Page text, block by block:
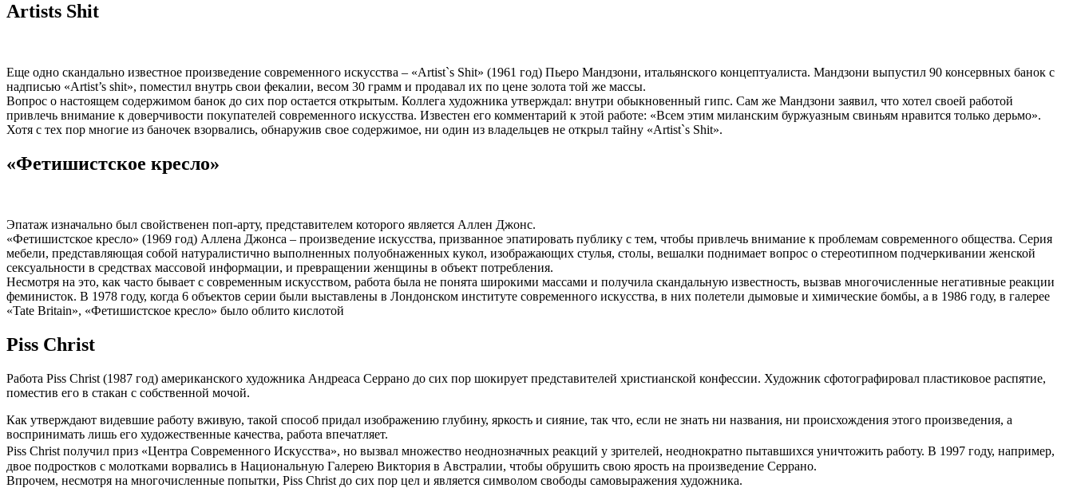
Artists Shit
Еще одно скандально известное произведение современного искусства – «Artist`s Shit» (1961 год) Пьеро Мандзони, итальянского концептуалиста. Мандзони выпустил 90 консервных банок с
надписью «Artist’s shit», поместил внутрь свои фекалии, весом 30 грамм и продавал их по цене золота той же массы.
Вопрос о настоящем содержимом банок до сих пор остается открытым. Коллега художника утверждал: внутри обыкновенный гипс. Сам же Мандзони заявил, что хотел своей работой
привлечь внимание к доверчивости покупателей современного искусства. Известен его комментарий к этой работе: «Всем этим миланским буржуазным свиньям нравится только дерьмо».
Хотя с тех пор многие из баночек взорвались, обнаружив свое содержимое, ни один из владельцев не открыл тайну «Artist`s Shit».
«Фетишистское кресло»
Эпатаж изначально был свойственен поп-арту, представителем которого является Аллен Джонс.
«Фетишистское кресло» (1969 год) Аллена Джонса – произведение искусства, призванное эпатировать публику с тем, чтобы привлечь внимание к проблемам современного общества. Серия
мебели, представляющая собой натуралистично выполненных полуобнаженных кукол, изображающих стулья, столы, вешалки поднимает вопрос о стереотипном подчеркивании женской
сексуальности в средствах массовой информации, и превращении женщины в объект потребления.
Несмотря на это, как часто бывает с современным искусством, работа была не понята широкими массами и получила скандальную известность, вызвав многочисленные негативные реакции
феминисток. В 1978 году, когда 6 объектов серии были выставлены в Лондонском институте современного искусства, в них полетели дымовые и химические бомбы, а в 1986 году, в галерее
«Tate Britain», «Фетишистское кресло» было облито кислотой
Piss Christ
Работа Piss Christ (1987 год) американского художника Андреаса Серрано до сих пор шокирует представителей христианской конфессии. Художник сфотографировал пластиковое распятие,
поместив его в стакан с собственной мочой.
Как утверждают видевшие работу вживую, такой способ придал изображению глубину, яркость и сияние, так что, если не знать ни названия, ни происхождения этого произведения, а
воспринимать лишь его художественные качества, работа впечатляет.
Piss Christ получил приз «Центра Современного Искусства», но вызвал множество неоднозначных реакций у зрителей, неоднократно пытавшихся уничтожить работу. В 1997 году, например,
двое подростков с молотками ворвались в Национальную Галерею Виктория в Австралии, чтобы обрушить свою ярость на произведение Серрано.
Впрочем, несмотря на многочисленные попытки, Piss Christ до сих пор цел и является символом свободы самовыражения художника.